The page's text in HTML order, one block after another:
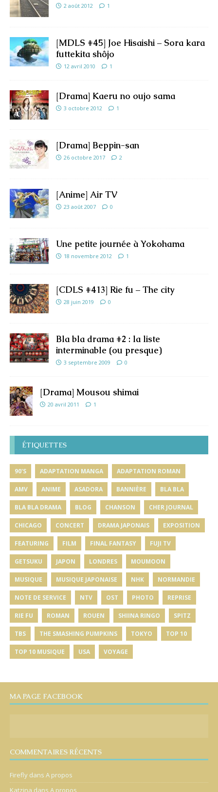
2 août 2012 1
[MDLS #45] Joe Hisaishi – Sora kara
futtekita shôjo
12 avril 2010 1
[Drama] Kaeru no oujo sama
3 octobre 2012 1
[Drama] Beppin-san
26 octobre 2017 2
[Anime] Air TV
23 août 2007 0
Une petite journée à Yokohama
18 novembre 2012 1
[CDLS #413] Rie fu – The city
28 juin 2019 0
Bla bla drama #2 : la liste
interminable (ou presque)
3 septembre 2009 0
[Drama] Mousou shimai
20 avril 2011 1
ÉTIQUETTES
90'S ADAPTATION MANGA ADAPTATION ROMAN
AMV ANIME ASADORA BANNIÈRE BLA BLA
BLA BLA DRAMA BLOG CHANSON CHER JOURNAL
CHICAGO CONCERT DRAMA JAPONAIS EXPOSITION
FEATURING FILM FINAL FANTASY FUJI TV
GETSUKU JAPON LONDRES MOUMOON
MUSIQUE MUSIQUE JAPONAISE NHK NORMANDIE
NOTE DE SERVICE NTV OST PHOTO REPRISE
RIE FU ROMAN ROUEN SHIINA RINGO SPITZ
TBS THE SMASHING PUMPKINS TOKYO TOP 10
TOP 10 MUSIQUE USA VOYAGE
MA PAGE FACEBOOK
COMMENTAIRES RÉCENTS
Firefly dans A propos
Katzina dans A propos